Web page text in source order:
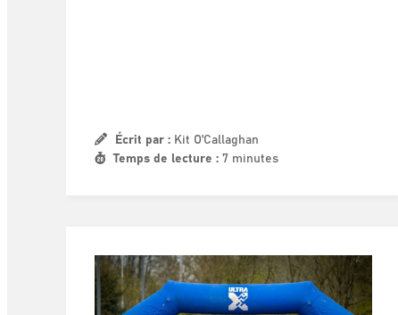
Écrit par : Kit O'Callaghan
Temps de lecture : 7 minutes